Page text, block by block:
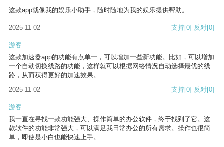
这款app就像我的娱乐小助手，随时随地为我的娱乐提供帮助。
2025-11-02 支持[0] 反对[0]
游客
这款加速器app的功能有点单一，可以增加一些新功能。比如，可以增加
一个自动切换线路的功能，这样就可以根据网络情况自动选择最优的线
路，从而获得更好的加速效果。
2025-11-02
支持[0] 反对[0]
游客
我一直在寻找一款功能强大、操作简单的办公软件，终于找到了它。这
款软件的功能非常强大，可以满足我日常办公的所有需求。操作也很简
单，即使是小白也能快速上手。